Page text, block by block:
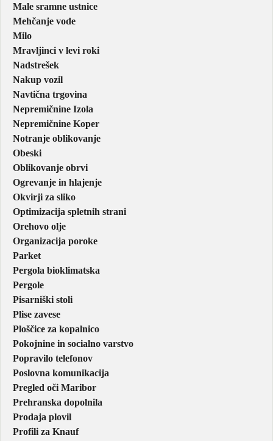
Male sramne ustnice
Mehčanje vode
Milo
Mravljinci v levi roki
Nadstrešek
Nakup vozil
Navtična trgovina
Nepremičnine Izola
Nepremičnine Koper
Notranje oblikovanje
Obeski
Oblikovanje obrvi
Ogrevanje in hlajenje
Okvirji za sliko
Optimizacija spletnih strani
Orehovo olje
Organizacija poroke
Parket
Pergola bioklimatska
Pergole
Pisarniški stoli
Plise zavese
Ploščice za kopalnico
Pokojnine in socialno varstvo
Popravilo telefonov
Poslovna komunikacija
Pregled oči Maribor
Prehranska dopolnila
Prodaja plovil
Profili za Knauf